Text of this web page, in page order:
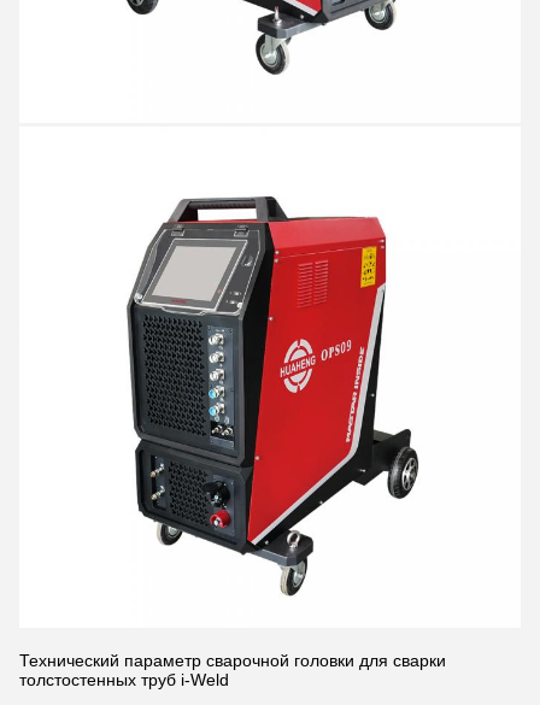
Технический параметр сварочной головки для сварки
толстостенных труб i-Weld